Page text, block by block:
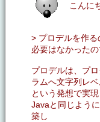
こんに
> プロデルを作
必要はなかったの
プロデルは、プ
ラムへ文字列レ
という発想で実
Javaと同じよう
築し